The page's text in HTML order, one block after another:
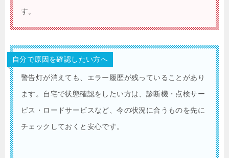
す。
自分で原因を確認したい方へ
警告灯が消えても、エラー履歴が残っていることがあり
ます。自宅で状態確認をしたい方は、診断機・点検サー
ビス・ロードサービスなど、今の状況に合うものを先に
チェックしておくと安心です。